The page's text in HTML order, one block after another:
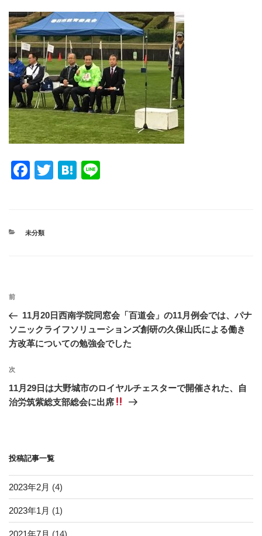
F
e
T
H
カ
未分類
投
ナ
ビ
ー
シ
ョ
過
去
の
投
前
11月20日西南学院同窓会「百道会」の11月例会では、パナ
ソニックライフソリューションズ創研の久保山氏による働き
方改革についての勉強会でした
次
の
投
次
11月29日は大野城市のロイヤルチェスターで開催された、自
治労筑紫総支部総会に出席
投稿記事一覧
2023年2月 (4)
2023年1月 (1)
2021年7月 (14)